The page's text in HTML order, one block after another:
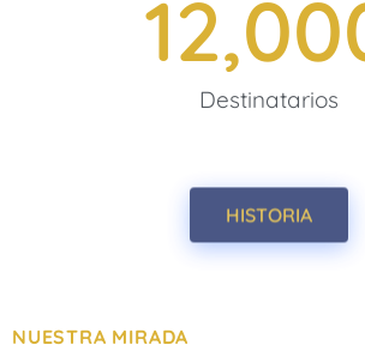
Destinatarios
HISTORIA
NUESTRA MIRADA